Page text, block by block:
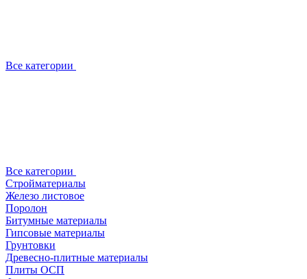
Все категории
Все категории
Стройматериалы
Железо листовое
Поролон
Битумные материалы
Гипсовые материалы
Грунтовки
Древесно-плитные материалы
Плиты ОСП